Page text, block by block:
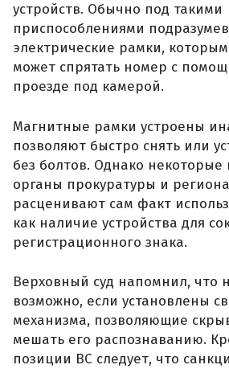
устройств. Обычно под такими
приспособлениями
электрические рамки,
может спрятать номер с
проезде под камерой.
Магнитные рамки устроены
позволяют быстро снять или
без болтов. Однако некоторые
органы прокуратуры и
расценивают сам факт
как наличие устройства для
регистрационного знака.
Верховный суд напомнил, что
возможно, если установлены
механизма, позволяющие
мешать его распознаванию.
позиции ВС следует, что